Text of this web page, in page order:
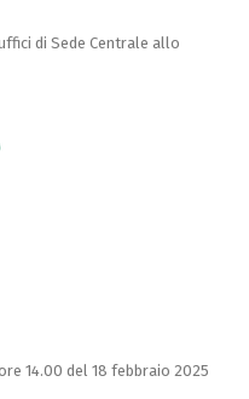
di Sede Centrale allo
14.00 del 18 febbraio 2025